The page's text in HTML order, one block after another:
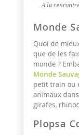
A la
Monde
Quoi de
que de les
monde ?
Monde
petit train ou
animaux
girafes,
Plopsa